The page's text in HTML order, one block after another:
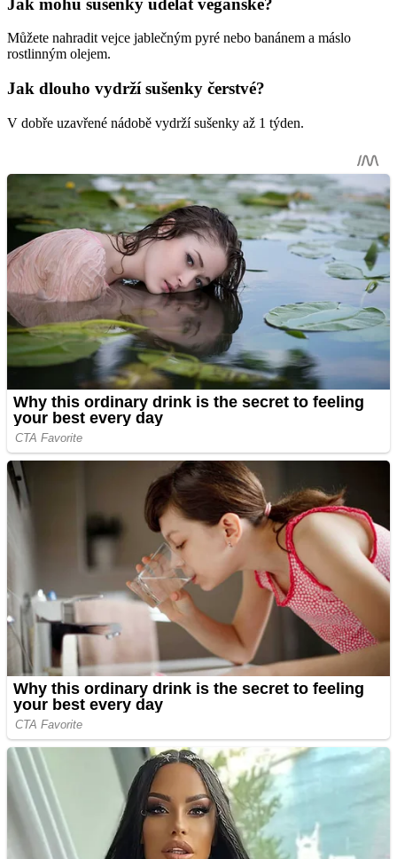
Jak mohu sušenky udělat veganské?
Můžete nahradit vejce jablečným pyré nebo banánem a máslo
rostlinným olejem.
Jak dlouho vydrží sušenky čerstvé?
V dobře uzavřené nádobě vydrží sušenky až 1 týden.